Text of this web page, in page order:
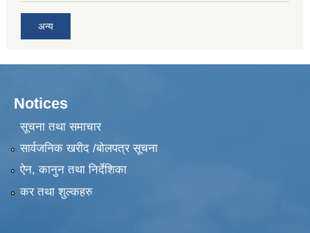
अन्य
Notices
सूचना तथा समाचार
सार्वजनिक खरीद /बोलपत्र सूचना
ऐन, कानुन तथा निर्देशिका
कर तथा शुल्कहरु